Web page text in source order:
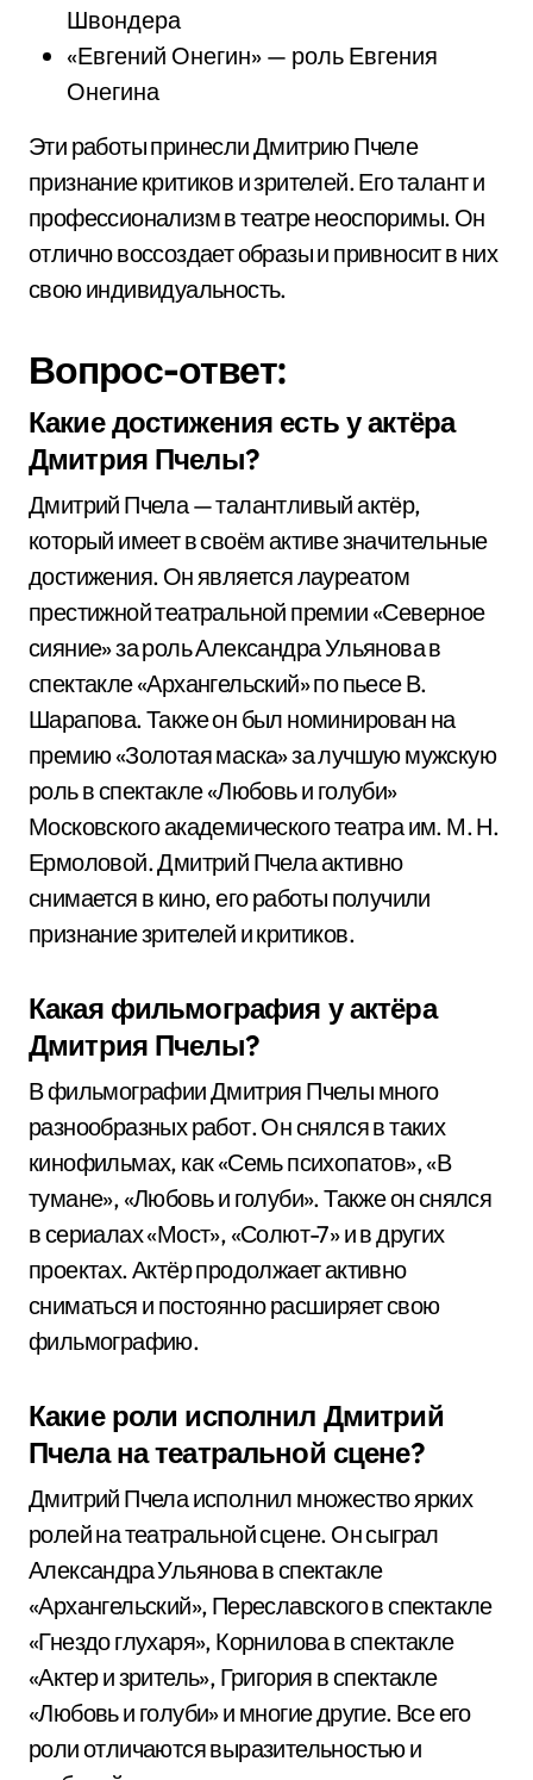
Швондера
«Евгений Онегин» — роль Евгения
Онегина
Эти работы принесли Дмитрию Пчеле
признание критиков и зрителей. Его талант и
профессионализм в театре неоспоримы. Он
отлично воссоздает образы и привносит в них
свою индивидуальность.
Вопрос-ответ:
Какие достижения есть у актёра
Дмитрия Пчелы?
Дмитрий Пчела — талантливый актёр,
который имеет в своём активе значительные
достижения. Он является лауреатом
престижной театральной премии «Северное
сияние» за роль Александра Ульянова в
спектакле «Архангельский» по пьесе В.
Шарапова. Также он был номинирован на
премию «Золотая маска» за лучшую мужскую
роль в спектакле «Любовь и голуби»
Московского академического театра им. М. Н.
Ермоловой. Дмитрий Пчела активно
снимается в кино, его работы получили
признание зрителей и критиков.
Какая фильмография у актёра
Дмитрия Пчелы?
В фильмографии Дмитрия Пчелы много
разнообразных работ. Он снялся в таких
кинофильмах, как «Семь психопатов», «В
тумане», «Любовь и голуби». Также он снялся
в сериалах «Мост», «Солют-7» и в других
проектах. Актёр продолжает активно
сниматься и постоянно расширяет свою
фильмографию.
Какие роли исполнил Дмитрий
Пчела на театральной сцене?
Дмитрий Пчела исполнил множество ярких
ролей на театральной сцене. Он сыграл
Александра Ульянова в спектакле
«Архангельский», Переславского в спектакле
«Гнездо глухаря», Корнилова в спектакле
«Актер и зритель», Григория в спектакле
«Любовь и голуби» и многие другие. Все его
роли отличаются выразительностью и